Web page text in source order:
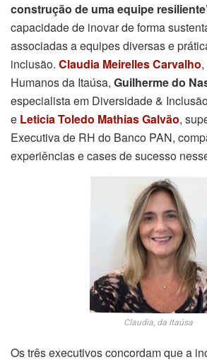
construção de uma equipe
capacidade de inovar de forma
associadas a equipes diversas e
inclusão. Claudia Meirelles Carvalho
Humanos da Itaúsa, Guilherme do
especialista em Diversidade &
e Leticia Toledo Mathias Galvão,
Executiva de RH do Banco PAN,
experiências e cases de sucesso
Claudia, da Itaúsa
Os três executivos concordam que a